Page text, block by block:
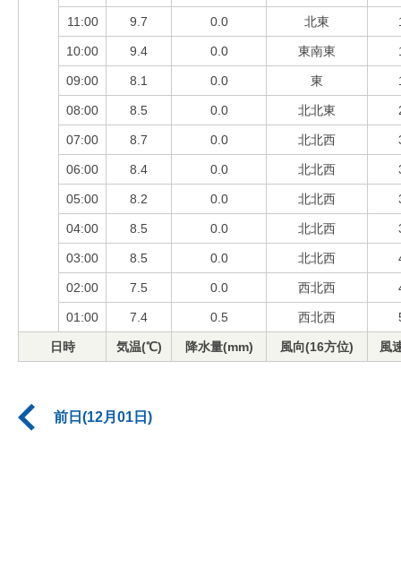
11:00 9.7 0.0 北東
10:00 9.4 0.0 東南東
09:00 8.1 0.0 東
08:00 8.5 0.0 北北東
07:00 8.7 0.0 北北西
06:00 8.4 0.0 北北西
05:00 8.2 0.0 北北西
04:00 8.5 0.0 北北西
03:00 8.5 0.0 北北西
02:00 7.5 0.0 西北西
01:00 7.4 0.5 西北西
日時 気温(℃) 降水量(mm) 風向(16方位) 風
前日(12月01日)